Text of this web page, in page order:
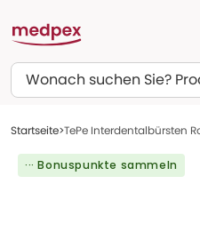
Suchen
Startseite TePe Interdentalbürsten
··· Bonuspunkte sammeln